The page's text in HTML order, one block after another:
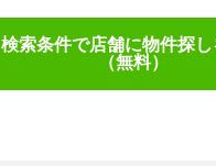
検索条件で店舗に物件探
（無料）